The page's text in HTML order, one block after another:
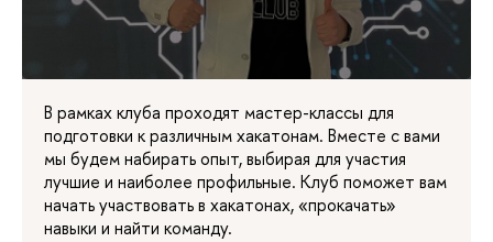
В рамках клуба проходят мастер-классы для
подготовки к различным хакатонам. Вместе с вами
мы будем набирать опыт, выбирая для участия
лучшие и наиболее профильные. Клуб поможет вам
начать участвовать в хакатонах, «прокачать»
навыки и найти команду.